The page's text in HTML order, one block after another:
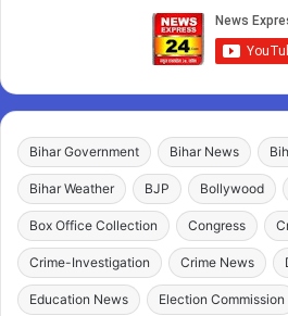
Bihar Government Bihar News
Bihar Weather BJP Bollywood
Box Office Collection Congress
Crime-Investigation Crime News
Education News Election Commission